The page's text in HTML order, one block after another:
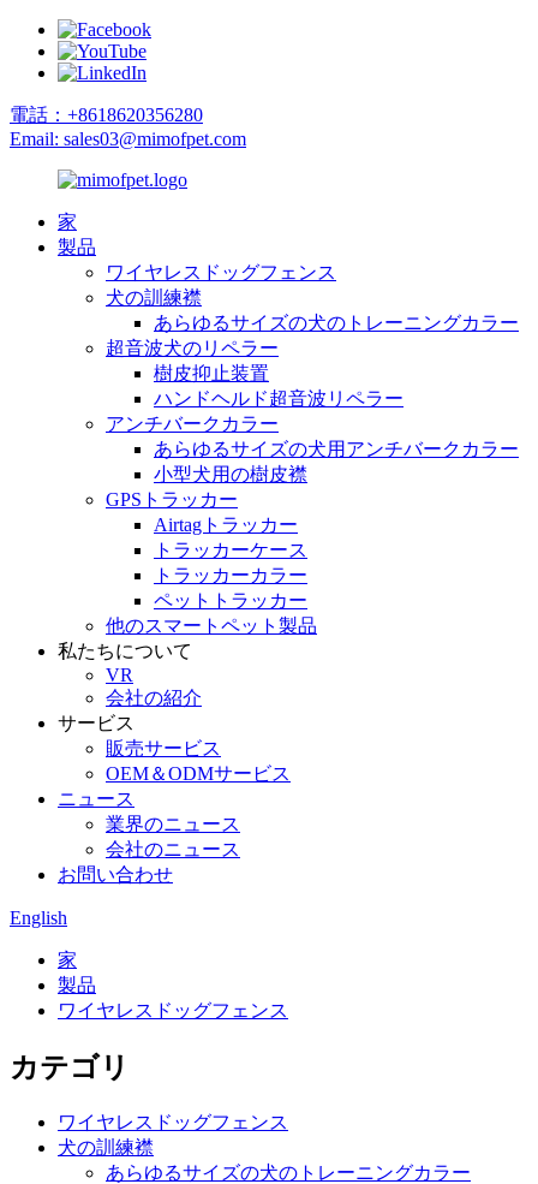
電話：+8618620356280
Email: sales03@mimofpet.com
家
製品
ワイヤレスドッグフェンス
犬の訓練襟
あらゆるサイズの犬のトレーニングカラー
超音波犬のリペラー
樹皮抑止装置
ハンドヘルド超音波リペラー
アンチバークカラー
あらゆるサイズの犬用アンチバークカラー
小型犬用の樹皮襟
GPSトラッカー
Airtagトラッカー
トラッカーケース
トラッカーカラー
ペットトラッカー
他のスマートペット製品
私たちについて
VR
会社の紹介
サービス
販売サービス
OEM＆ODMサービス
ニュース
業界のニュース
会社のニュース
お問い合わせ
English
家
製品
ワイヤレスドッグフェンス
カテゴリ
ワイヤレスドッグフェンス
犬の訓練襟
あらゆるサイズの犬のトレーニングカラー